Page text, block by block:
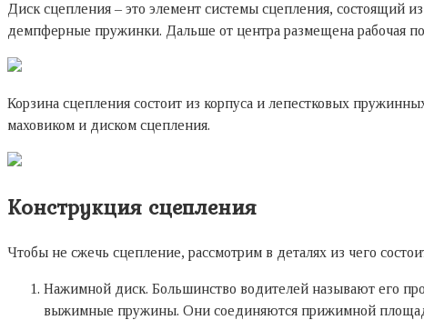
Диск сцепления – это элемент системы сцепления, состоящий
демпферные пружинки. Дальше от центра размещена рабочая
Корзина сцепления состоит из корпуса и лепестковых
маховиком и диском сцепления.
Конструкция сцепления
Чтобы не сжечь сцепление, рассмотрим в деталях из чего
Нажимной диск. Большинство водителей называют его
выжимные пружины. Они соединяются прижимной